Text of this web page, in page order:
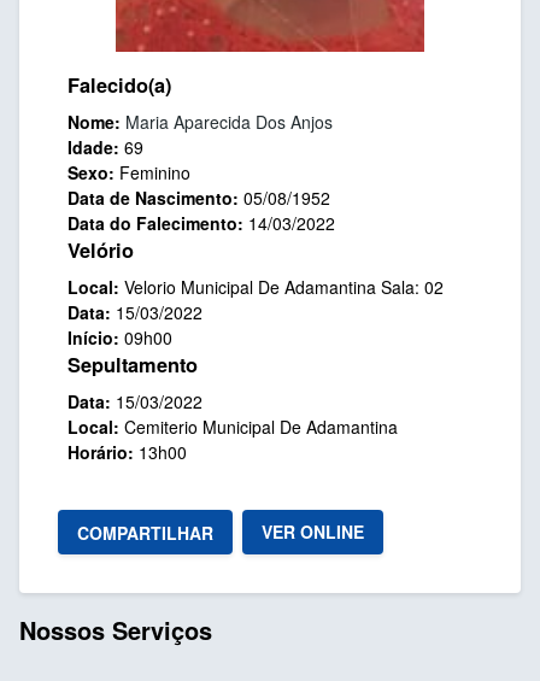
Falecido(a)
Nome: Maria Aparecida Dos Anjos
Idade: 69
Sexo: Feminino
Data de Nascimento: 05/08/1952
Data do Falecimento: 14/03/2022
Velório
Local: Velorio Municipal De Adamantina Sala: 02
Data: 15/03/2022
Início: 09h00
Sepultamento
Data: 15/03/2022
Local: Cemiterio Municipal De Adamantina
Horário: 13h00
COMPARTILHAR VER ONLINE
Nossos Serviços